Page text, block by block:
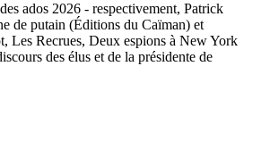
ados 2026 - respectivement, Patrick
de putain (Éditions du Caïman) et
Les Recrues, Deux espions à New York
des élus et de la présidente de